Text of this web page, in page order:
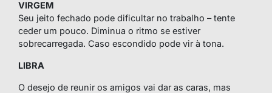
VIRGEM
Seu jeito fechado pode dificultar no trabalho – tente
ceder um pouco. Diminua o ritmo se estiver
sobrecarregada. Caso escondido pode vir à tona.
LIBRA
O desejo de reunir os amigos vai dar as caras, mas